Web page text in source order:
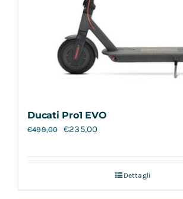
Ducati Pro1 EVO
€499,00 €235,00
Dettagli